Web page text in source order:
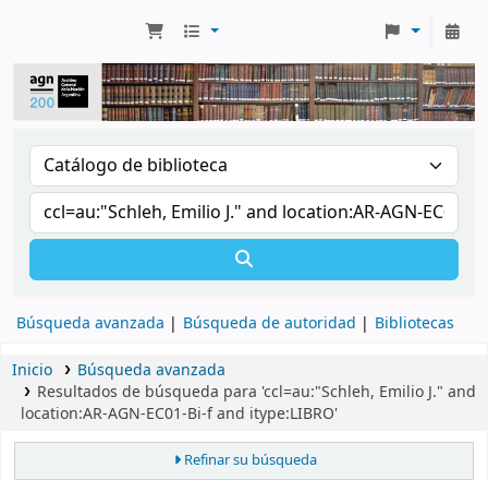
Búsqueda avanzada Búsqueda de autoridad Bibliotecas
Inicio
Búsqueda avanzada
Resultados de búsqueda para 'ccl=au:"Schleh, Emilio J." and
location:AR-AGN-EC01-Bi-f and itype:LIBRO'
Refinar su búsqueda